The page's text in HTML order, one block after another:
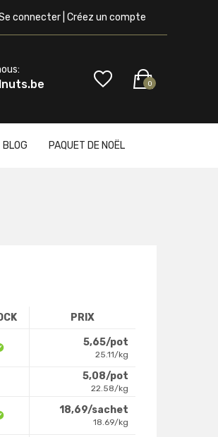
connecter | Créez un compte
0
BLOG PAQUET DE NOËL
PRIX
5,65/pot
25.11/kg
5,08/pot
22.58/kg
18,69/sachet
18.69/kg